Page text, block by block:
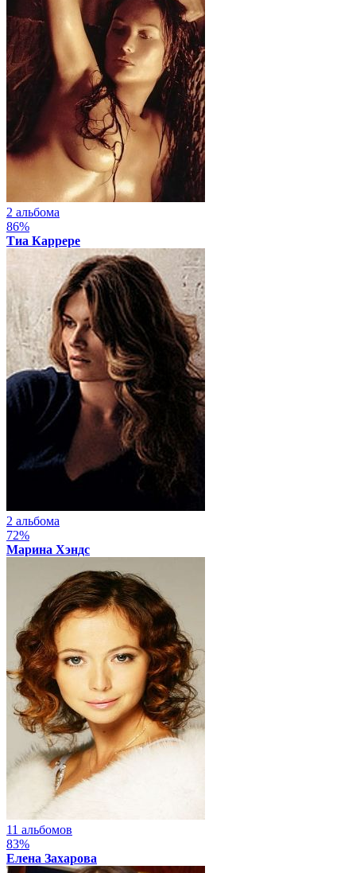
2 альбома
86%
Тиа Каррере
2 альбома
72%
Марина Хэндс
11 альбомов
83%
Елена Захарова